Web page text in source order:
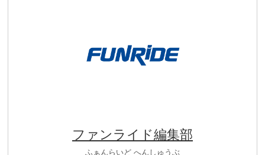
ファンライド編集部
ふぁんらいど へんしゅうぶ